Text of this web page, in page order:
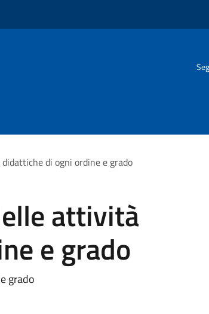
di ogni ordine e grado
attività
e grado
grado